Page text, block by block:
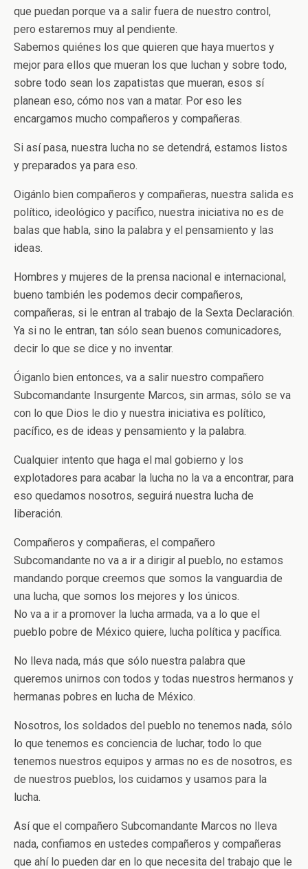
que puedan porque va a salir fuera de nuestro control,
pero estaremos muy al pendiente.
Sabemos quiénes los que quieren que haya muertos y
mejor para ellos que mueran los que luchan y sobre todo,
sobre todo sean los zapatistas que mueran, esos sí
planean eso, cómo nos van a matar. Por eso les
encargamos mucho compañeros y compañeras.
Si así pasa, nuestra lucha no se detendrá, estamos listos
y preparados ya para eso.
Oigánlo bien compañeros y compañeras, nuestra salida es
político, ideológico y pacífico, nuestra iniciativa no es de
balas que habla, sino la palabra y el pensamiento y las
ideas.
Hombres y mujeres de la prensa nacional e internacional,
bueno también les podemos decir compañeros,
compañeras, si le entran al trabajo de la Sexta Declaración.
Ya si no le entran, tan sólo sean buenos comunicadores,
decir lo que se dice y no inventar.
Óiganlo bien entonces, va a salir nuestro compañero
Subcomandante Insurgente Marcos, sin armas, sólo se va
con lo que Dios le dio y nuestra iniciativa es político,
pacífico, es de ideas y pensamiento y la palabra.
Cualquier intento que haga el mal gobierno y los
explotadores para acabar la lucha no la va a encontrar, para
eso quedamos nosotros, seguirá nuestra lucha de
liberación.
Compañeros y compañeras, el compañero
Subcomandante no va a ir a dirigir al pueblo, no estamos
mandando porque creemos que somos la vanguardia de
una lucha, que somos los mejores y los únicos.
No va a ir a promover la lucha armada, va a lo que el
pueblo pobre de México quiere, lucha política y pacífica.
No lleva nada, más que sólo nuestra palabra que
queremos unirnos con todos y todas nuestros hermanos y
hermanas pobres en lucha de México.
Nosotros, los soldados del pueblo no tenemos nada, sólo
lo que tenemos es conciencia de luchar, todo lo que
tenemos nuestros equipos y armas no es de nosotros, es
de nuestros pueblos, los cuidamos y usamos para la
lucha.
Así que el compañero Subcomandante Marcos no lleva
nada, confiamos en ustedes compañeros y compañeras
que ahí lo pueden dar en lo que necesita del trabajo que le